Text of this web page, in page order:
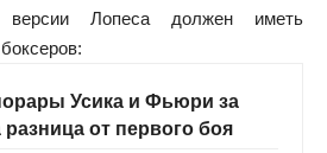
Лопеса должен иметь
Усика и Фьюри за
от первого боя